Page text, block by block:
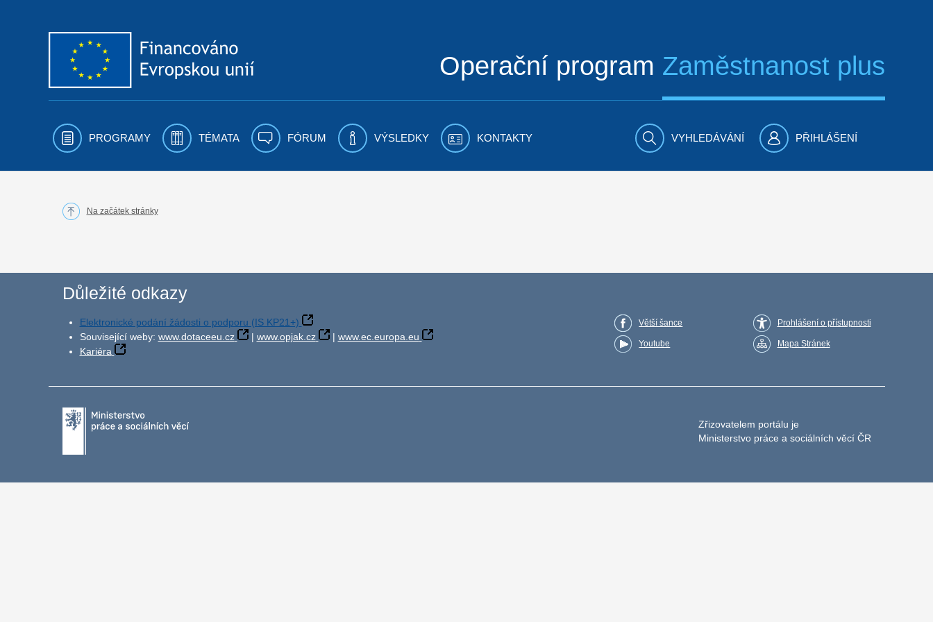
Operační program Zaměstnanost plus
PROGRAMY TÉMATA FÓRUM VÝSLEDKY KONTAKTY VYHLEDÁVÁNÍ PŘIHLÁŠENÍ
Na začátek stránky
Důležité odkazy
Elektronické podání žádosti o podporu (IS KP21+)
Související weby: www.dotaceeu.cz | www.opjak.cz | www.ec.europa.eu
Kariéra
Větší šance
Youtube
Prohlášení o přístupnosti
Mapa Stránek
Zřizovatelem portálu je
Ministerstvo práce a sociálních věcí ČR